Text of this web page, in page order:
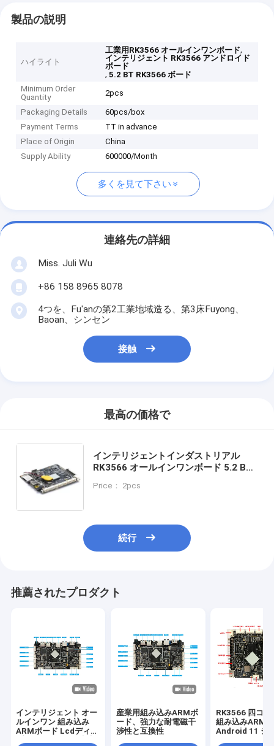
製品の説明
ハイライト
工業用RK3566 オールインワンボード,
インテリジェント RK3566 アンドロイド
ボード
,5.2 BT RK3566 ボード
Minimum Order
Quantity
2pcs
Packaging Details
60pcs/box
Payment Terms
TT in advance
Place of Origin
China
Supply Ability
600000/Month
多くを見て下さい
連絡先の詳細
Miss. Juli Wu
+86 158 8965 8078
4つを、Fu'anの第2工業地域造る、第3床Fuyong、
Baoan、シンセン
接触
最高の価格で
インテリジェントインダストリアル
RK3566 オールインワンボード 5.2 BT
Price： 2pcs
続行
推薦されたプロダクト
インテリジェント オー
ルインワン 組み込み
ARMボード Lcdディス
産業用組み込みARMボ
ード、強力な耐電磁干
渉性と互換性
RK3566 四コア
組み込みARM
Android 11 シ